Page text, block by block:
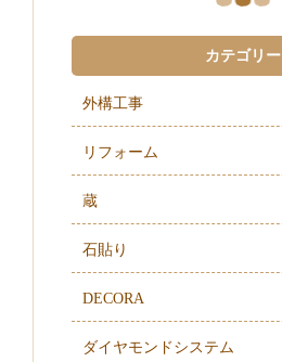
カテゴリー
外構工事
リフォーム
蔵
石貼り
DECORA
ダイヤモンドシステム